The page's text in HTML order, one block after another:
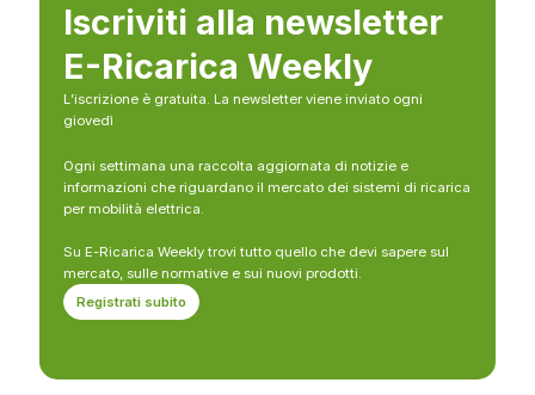
Iscriviti alla newsletter
E-Ricarica Weekly
L’iscrizione è gratuita. La newsletter viene inviato ogni
giovedì
Ogni settimana una raccolta aggiornata di notizie e
informazioni che riguardano il mercato dei sistemi di ricarica
per mobilità elettrica.
Su E-Ricarica Weekly trovi tutto quello che devi sapere sul
mercato, sulle normative e sui nuovi prodotti.
Registrati subito